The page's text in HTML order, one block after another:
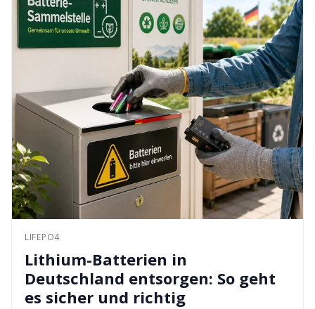
LIFEPO4
Lithium-Batterien in
Deutschland entsorgen: So geht
es sicher und richtig